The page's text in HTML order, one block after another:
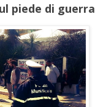
piede di guerra